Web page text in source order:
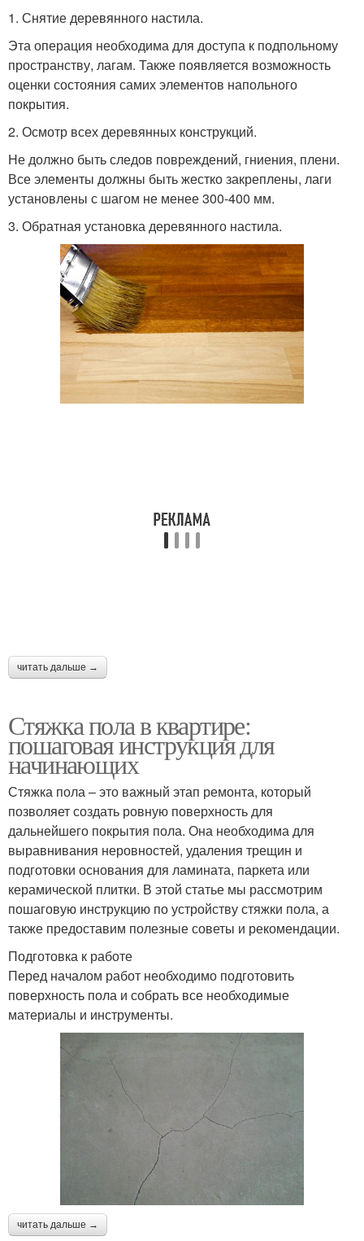
1. Снятие деревянного настила.
Эта операция необходима для доступа к подпольному
пространству, лагам. Также появляется возможность
оценки состояния самих элементов напольного
покрытия.
2. Осмотр всех деревянных конструкций.
Не должно быть следов повреждений, гниения, плени.
Все элементы должны быть жестко закреплены, лаги
установлены с шагом не менее 300-400 мм.
3. Обратная установка деревянного настила.
читать дальше →
Стяжка пола в квартире:
пошаговая инструкция для
начинающих
Стяжка пола – это важный этап ремонта, который
позволяет создать ровную поверхность для
дальнейшего покрытия пола. Она необходима для
выравнивания неровностей, удаления трещин и
подготовки основания для ламината, паркета или
керамической плитки. В этой статье мы рассмотрим
пошаговую инструкцию по устройству стяжки пола, а
также предоставим полезные советы и рекомендации.
Подготовка к работе
Перед началом работ необходимо подготовить
поверхность пола и собрать все необходимые
материалы и инструменты.
читать дальше →